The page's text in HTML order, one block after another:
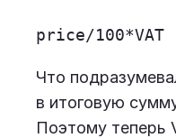
price/100*VAT
Что
в итоговую
Поэтому теперь